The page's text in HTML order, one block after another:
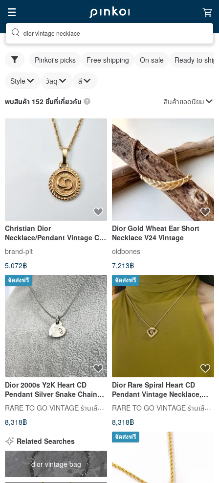
dior vintage necklace
Pinkoi's picks Free shipping On sale Ready to ship
Style วัสดุ สี
พบสินค้า 152 ชิ้นที่เกี่ยวกับ สินค้ายอดนิยม
Christian Dior
Necklace/Pendant Vintage CD
Logo/Circle Gold [Used]
brand-pit
5,072฿
Dior Gold Wheat Ear Short
Necklace V24 Vintage
oldbones
7,213฿
จัดส่งฟรี
Dior 2000s Y2K Heart CD
Pendant Silver Snake Chain
Necklace - Japan Pre-ownedRARE TO GO VINTAGE ร้านเลือกซื้อสินค้าแบบวินเทจ
8,318฿
จัดส่งฟรี
Dior Rare Spiral Heart CD
Pendant Vintage Necklace,
Valentine's Day Gift, Excellent
Condition
RARE TO GO VINTAGE ร้านเลือกซื้อสินค้าแบบวินเทจ
8,318฿
Related Searches
dior vintage bag
จัดส่งฟรี